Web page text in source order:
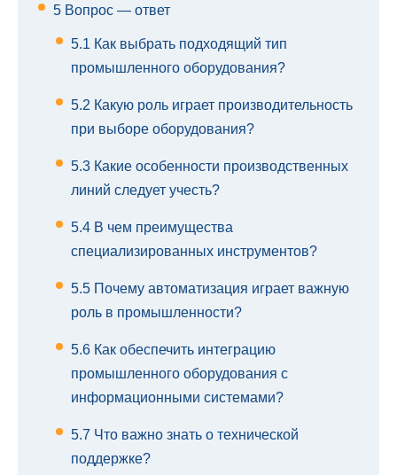
5 Вопрос — ответ
5.1 Как выбрать подходящий тип
промышленного оборудования?
5.2 Какую роль играет производительность
при выборе оборудования?
5.3 Какие особенности производственных
линий следует учесть?
5.4 В чем преимущества
специализированных инструментов?
5.5 Почему автоматизация играет важную
роль в промышленности?
5.6 Как обеспечить интеграцию
промышленного оборудования с
информационными системами?
5.7 Что важно знать о технической
поддержке?